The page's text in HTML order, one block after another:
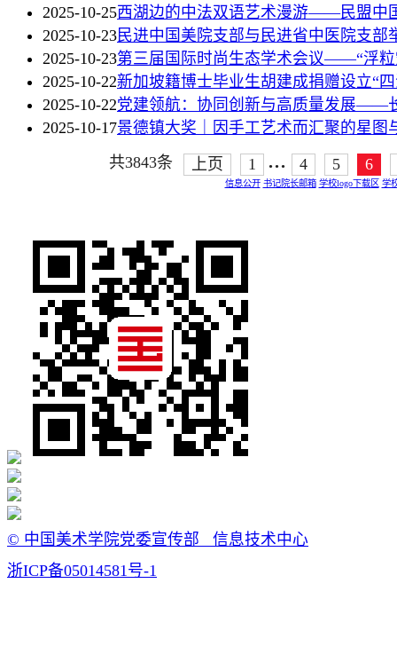
2025-10-25西湖边的中法双语艺术漫游——民盟中
2025-10-23民进中国美院支部与民进省中医院支部
2025-10-23第三届国际时尚生态学术会议——“浮粒
2025-10-22新加坡籍博士毕业生胡建成捐赠设立“
2025-10-22党建领航：协同创新与高质量发展——
2025-10-17景德镇大奖｜因手工艺术而汇聚的星图
共3843条
上页 1 ... 4 5 6
信息公开 书记院长邮箱 学校logo下载区 学
© 中国美术学院党委宣传部 信息技术中心
浙ICP备05014581号-1